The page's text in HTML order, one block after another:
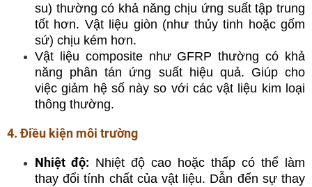
su) thường có khả năng chịu ứng suất tập trung
tốt hơn. Vật liệu giòn (như thủy tinh hoặc gốm
sứ) chịu kém hơn.
Vật liệu composite như GFRP thường có khả
năng phân tán ứng suất hiệu quả. Giúp cho
việc giảm hệ số này so với các vật liệu kim loại
thông thường.
4. Điều kiện môi trường
Nhiệt độ: Nhiệt độ cao hoặc thấp có thể làm
thay đổi tính chất của vật liệu. Dẫn đến sự thay